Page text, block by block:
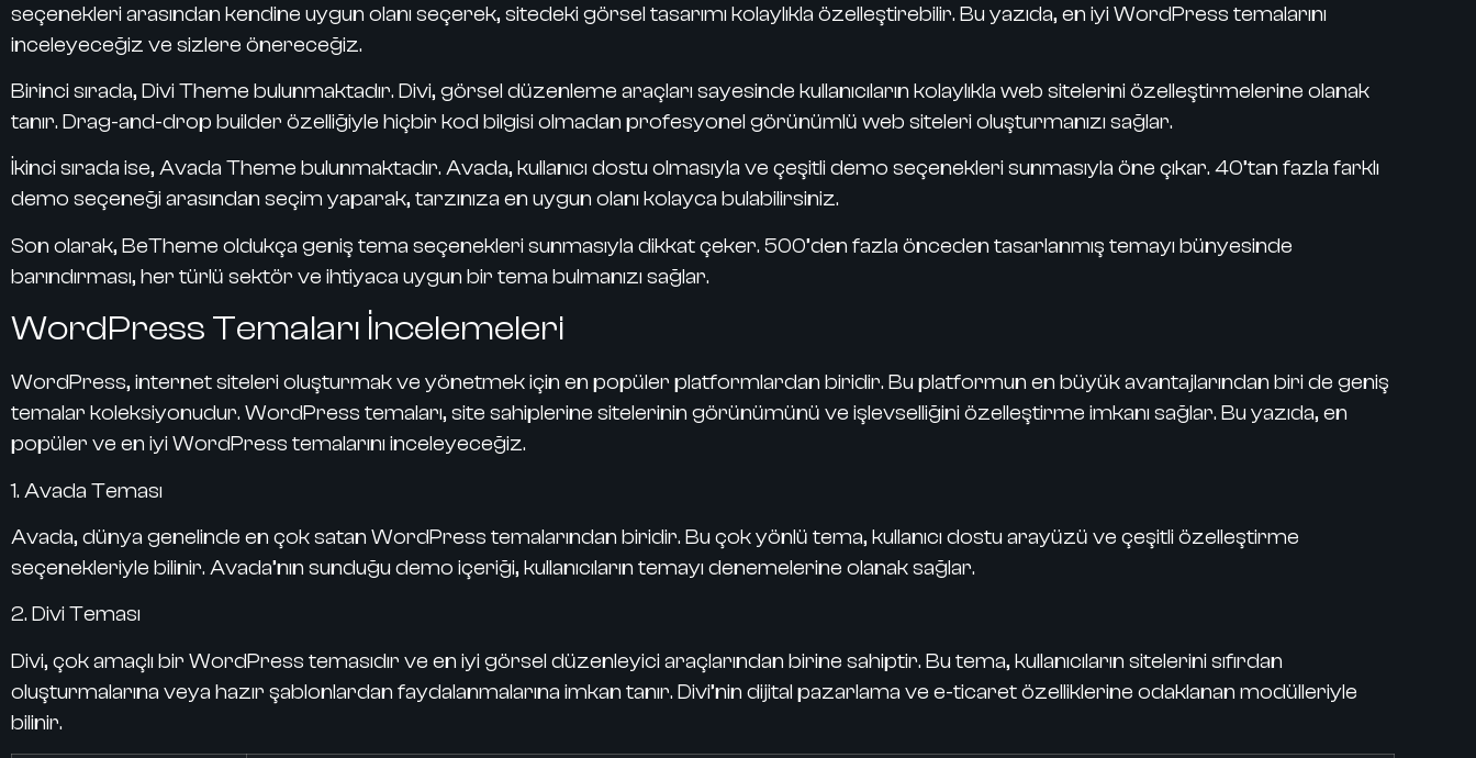
seçenekleri arasından kendine uygun olanı seçerek, sitedeki görsel tasarımı kolaylıkla özelleştirebilir. Bu yazıda, en iyi WordPress temalarını
inceleyeceğiz ve sizlere önereceğiz.
Birinci sırada, Divi Theme bulunmaktadır. Divi, görsel düzenleme araçları sayesinde kullanıcıların kolaylıkla web sitelerini özelleştirmelerine olanak
tanır. Drag-and-drop builder özelliğiyle hiçbir kod bilgisi olmadan profesyonel görünümlü web siteleri oluşturmanızı sağlar.
İkinci sırada ise, Avada Theme bulunmaktadır. Avada, kullanıcı dostu olmasıyla ve çeşitli demo seçenekleri sunmasıyla öne çıkar. 40’tan fazla farklı
demo seçeneği arasından seçim yaparak, tarzınıza en uygun olanı kolayca bulabilirsiniz.
Son olarak, BeTheme oldukça geniş tema seçenekleri sunmasıyla dikkat çeker. 500’den fazla önceden tasarlanmış temayı bünyesinde
barındırması, her türlü sektör ve ihtiyaca uygun bir tema bulmanızı sağlar.
WordPress Temaları İncelemeleri
WordPress, internet siteleri oluşturmak ve yönetmek için en popüler platformlardan biridir. Bu platformun en büyük avantajlarından biri de geniş
temalar koleksiyonudur. WordPress temaları, site sahiplerine sitelerinin görünümünü ve işlevselliğini özelleştirme imkanı sağlar. Bu yazıda, en
popüler ve en iyi WordPress temalarını inceleyeceğiz.
1. Avada Teması
Avada, dünya genelinde en çok satan WordPress temalarından biridir. Bu çok yönlü tema, kullanıcı dostu arayüzü ve çeşitli özelleştirme
seçenekleriyle bilinir. Avada’nın sunduğu demo içeriği, kullanıcıların temayı denemelerine olanak sağlar.
2. Divi Teması
Divi, çok amaçlı bir WordPress temasıdır ve en iyi görsel düzenleyici araçlarından birine sahiptir. Bu tema, kullanıcıların sitelerini sıfırdan
oluşturmalarına veya hazır şablonlardan faydalanmalarına imkan tanır. Divi’nin dijital pazarlama ve e-ticaret özelliklerine odaklanan modülleriyle
bilinir.